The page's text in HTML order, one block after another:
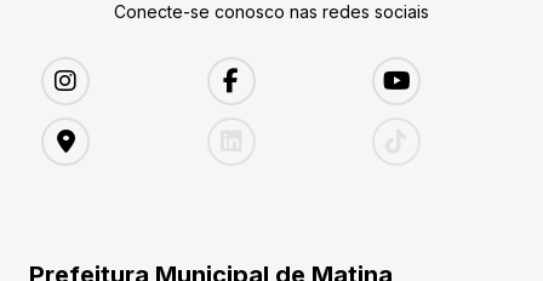
Conecte-se conosco nas redes sociais
Prefeitura Municipal de Matina